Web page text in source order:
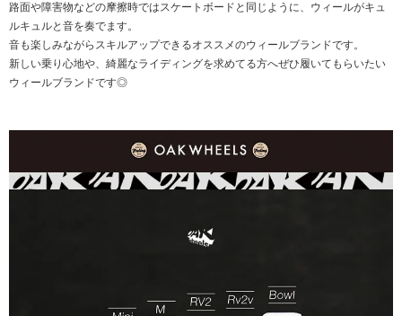
路面や障害物などの摩擦時ではスケートボードと同じように、ウィールがキュ
ルキュルと音を奏でます。
音も楽しみながらスキルアップできるオススメのウィールブランドです。
新しい乗り心地や、綺麗なライディングを求めてる方へぜひ履いてもらいたい
ウィールブランドです◎